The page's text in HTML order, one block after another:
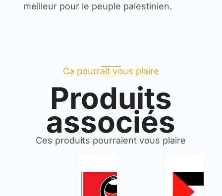
meilleur pour le peuple palestinien.
Ca pourrait vous plaire
Produits
associés
Ces produits pourraient vous plaire